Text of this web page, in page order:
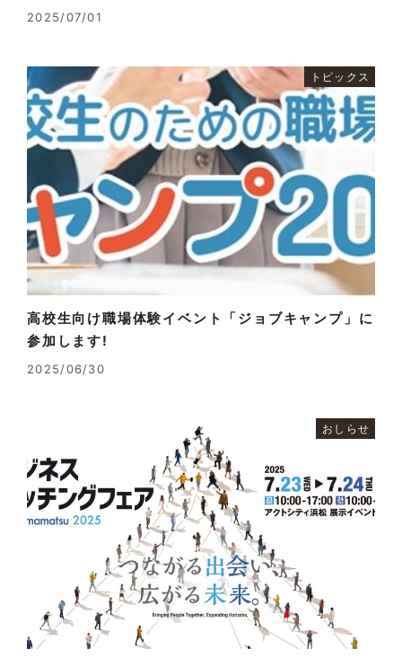
2025/07/01
トピックス
高校生向け職場体験イベント「ジョブキャンプ」に
参加します!
2025/06/30
おしらせ